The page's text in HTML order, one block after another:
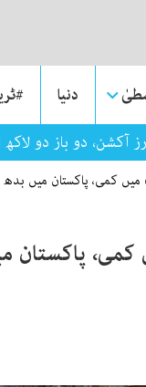
دنیا
آکشن، دو باز دو
میں بدھ 3 جون کو نرخ کیا رہے؟